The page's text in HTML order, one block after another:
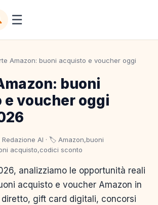
☰
Amazon: buoni acquisto e voucher oggi
buoni
voucher oggi
AI · 🏷️ Amazon,buoni
acquisto,codici sconto
analizziamo le opportunità reali
acquisto e voucher Amazon in
gift card digitali, concorsi